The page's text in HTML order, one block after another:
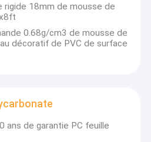
18mm de mousse de
0.68g/cm3 de mousse de
décoratif de PVC de surface
ans de garantie PC feuille